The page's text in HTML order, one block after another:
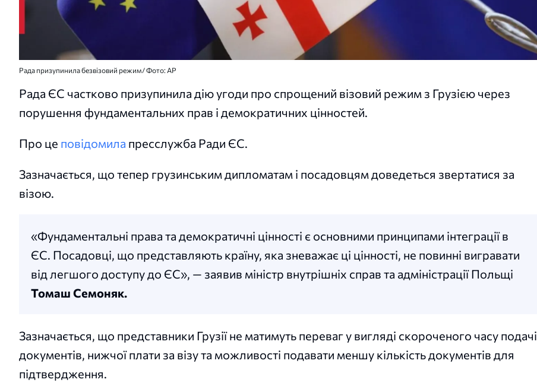
Рада призупинила безвізовий режим/ Фото: AP
Рада ЄС частково призупинила дію угоди про спрощений візовий режим з Грузією через
порушення фундаментальних прав і демократичних цінностей.
Про це повідомила пресслужба Ради ЄС.
Зазначається, що тепер грузинським дипломатам і посадовцям доведеться звертатися за
візою.
«Фундаментальні права та демократичні цінності є основними принципами інтеграції в
ЄС. Посадовці, що представляють країну, яка зневажає ці цінності, не повинні вигравати
від легшого доступу до ЄС», — заявив міністр внутрішніх справ та адміністрації Польщі
Томаш Семоняк.
Зазначається, що представники Грузії не матимуть переваг у вигляді скороченого часу подачі
документів, нижчої плати за візу та можливості подавати меншу кількість документів для
підтвердження.